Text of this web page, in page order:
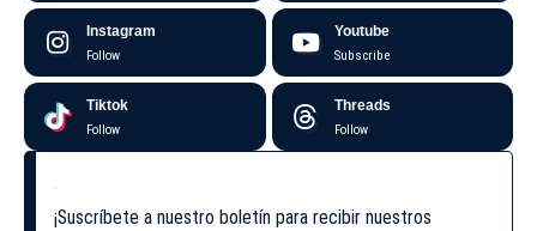
Instagram
Follow
Youtube
Subscribe
Tiktok
Follow
Threads
Follow
¡Suscríbete a nuestro boletín para recibir nuestros